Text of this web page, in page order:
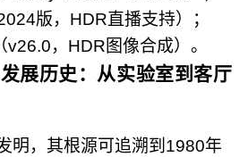
版，HDR直播支持）；
，HDR图像合成）。
展历史：从实验室到客厅
明，其根源可追溯到1980年